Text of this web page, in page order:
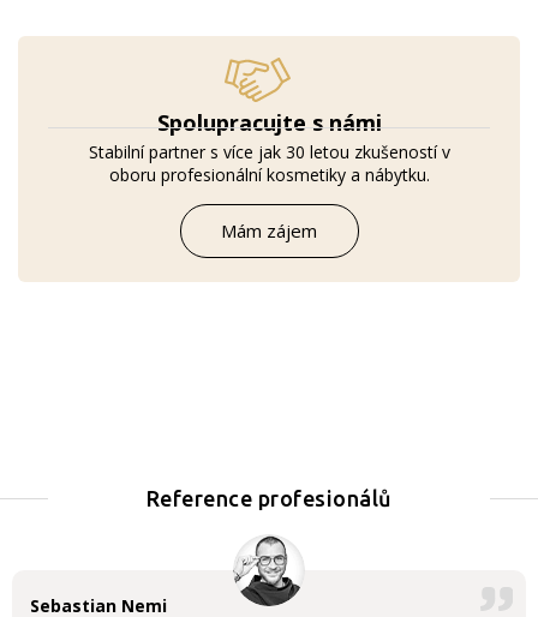
Spolupracujte s námi
Stabilní partner s více jak 30 letou zkušeností v
oboru profesionální kosmetiky a nábytku.
Mám zájem
Reference profesionálů
Sebastian Nemi